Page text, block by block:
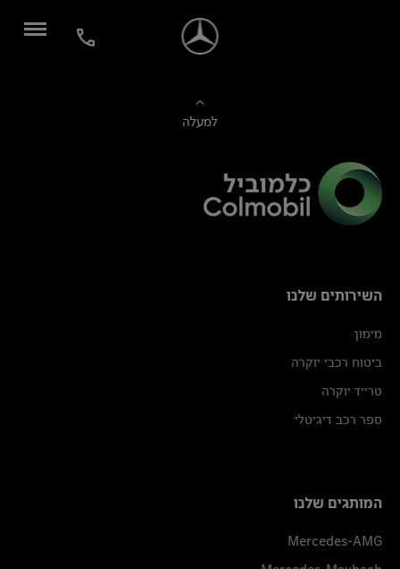
למעלה
השירותים שלנו
מימון
ביטוח רכבי יוקרה
טרייד יוקרה
ספר רכב דיגיטלי
המותגים שלנו
Mercedes-AMG